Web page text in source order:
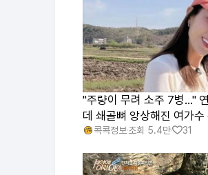
"주량이 무려 소주 7병..."
데 쇄골뼈 앙상해진 여가수
콕콕정보 조회 5.4만 31